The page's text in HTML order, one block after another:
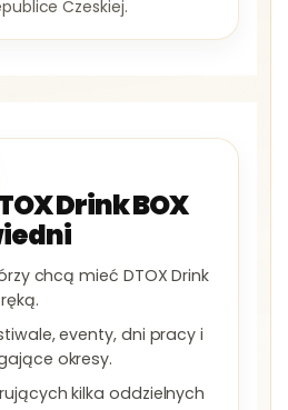
Czeskiej.
Drink BOX
chcą mieć DTOX Drink
eventy, dni pracy i
okresy.
kilka oddzielnych